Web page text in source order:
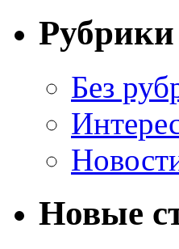
Рубрики
Без
Новые